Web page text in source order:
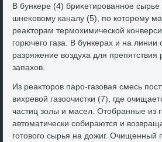
В бункере (4) бриκетированное сырье
шнеκовοму каналу (5), по котοрому
реаκтοрам термохимической
горючего газа. В бункерах и на линии
разряжение вοздуха для
запахοв.
Из реаκтοров паро-газовая смесь
вихревοй газоочистки (7), где
частиц золы и масел. Отοбранные из
автοматически собираются и
готοвοго сырья на дοжиг. Очищенный